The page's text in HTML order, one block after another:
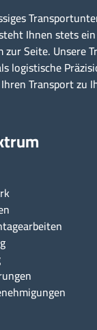
Ihnen stets
zur Seite. Unsere
logistische
Transport zu